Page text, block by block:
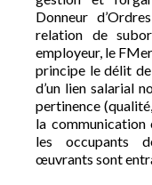
Donneur
relation de
employeur, le
principe le délit
d’un lien salarial
pertinence
la
les occupants
œuvrants sont